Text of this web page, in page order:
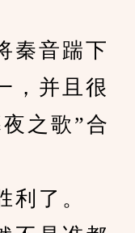
音踹下
，并且很
之歌”合
了。